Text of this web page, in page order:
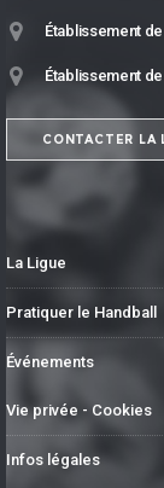
Établissement de
Établissement de
CONTACTER LA
La Ligue
Pratiquer le Handball
Événements
Vie privée - Cookies
Infos légales